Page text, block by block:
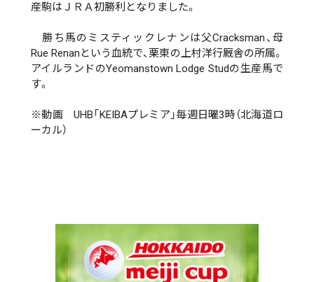
産駒はＪＲＡ初勝利となりました。
勝ち馬のミスティックレナンは父Cracksman、母
Rue Renanという血統で、栗東の上村洋行厩舎の所属。
アイルランドのYeomanstown Lodge Studの生産馬で
す。
※動画 UHB「KEIBAプレミア」毎週日曜3時（北海道ロ
ーカル）